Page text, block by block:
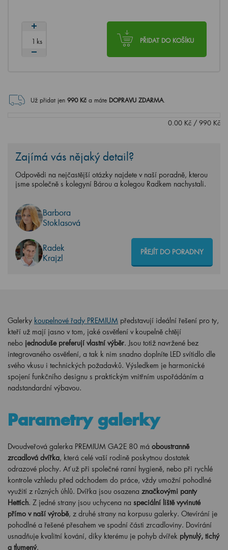
PŘIDAT DO KOŠÍKU
ks
Už přidat jen 990Kč a máte DOPRAVU ZDARMA.
0.00 Kč / 990 Kč
Zajímá vás nějaký detail?
Odpovědi na nejčastější otázky najdete v naší poradně, kterou
jsme společně s kolegyní Bárou a kolegou Radkem nachystali.
Barbora
Stoklasová
Radek
Krajzl
PŘEJÍT DO PORADNY
Galerky koupelnové řady PREMIUM představují ideální řešení pro ty,
kteří už mají jasno v tom, jaké osvětlení v koupelně chtějí
nebo jednoduše preferují vlastní výběr. Jsou totiž navržené bez
integrovaného osvětlení, a tak k nim snadno doplníte LED svítidlo dle
svého vkusu i technických požadavků. Výsledkem je harmonické
spojení funkčního designu s praktickým vnitřním uspořádáním a
nadstandardní výbavou.
Parametry galerky
Dvoudveřová galerka PREMIUM GA2E 80 má oboustranně
zrcadlová dvířka, která celé vaší rodině poskytnou dostatek
odrazové plochy. Ať už při společné ranní hygieně, nebo při rychlé
kontrole vzhledu před odchodem do práce, vždy umožní pohodlné
využití z různých úhlů. Dvířka jsou osazena značkovými panty
Hettich. Z jedné strany jsou uchycena na speciální liště vyvinuté
přímo v naší výrobě, z druhé strany na korpusu galerky. Otevírání je
pohodlné a řešené přesahem ve spodní části zrcadloviny. Dovírání
usnadňuje kvalitní kování, díky kterému je pohyb dvířek plynulý, tichý
a tlumený.